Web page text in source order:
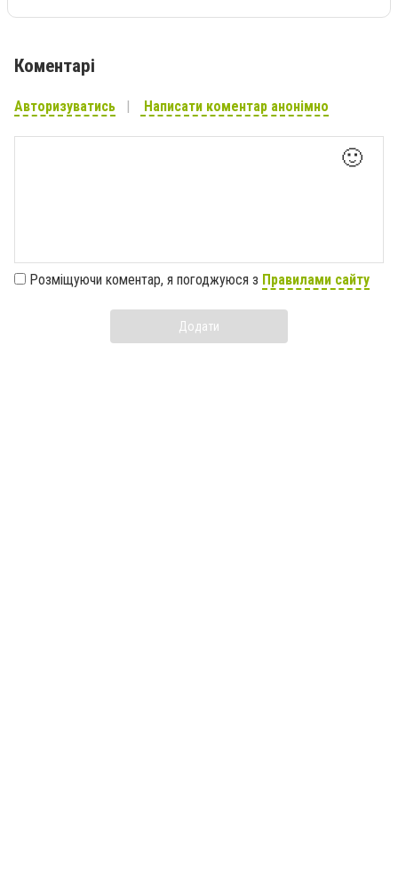
Коментарі
Авторизуватись Написати коментар анонімно
🙂
Розміщуючи коментар, я погоджуюся з Правилами сайту
Додати